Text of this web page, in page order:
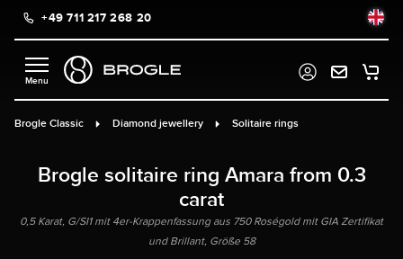
content+49 711 217 268 20
Brogle Classic Diamond jewellery Solitaire rings
Brogle solitaire ring Amara from 0.3
carat
0,5 Karat, G/SI1 mit 4er-Krappenfassung aus 750 Roségold mit GIA Zertifikat
und Brillant, Größe 58